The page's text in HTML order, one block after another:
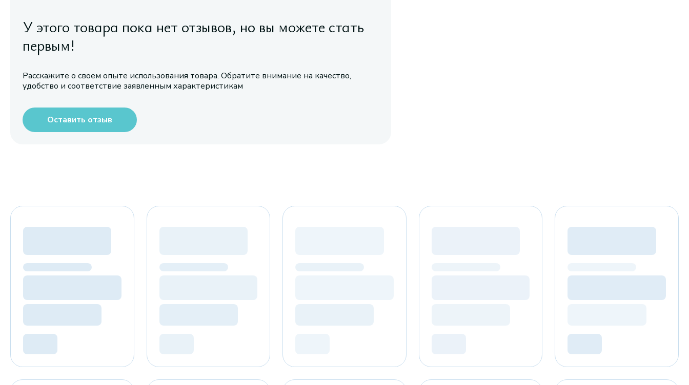
У этого товара пока нет отзывов, но вы можете стать
первым!
Расскажите о своем опыте использования товара. Обратите внимание на качество,
удобство и соответствие заявленным характеристикам
Оставить отзыв